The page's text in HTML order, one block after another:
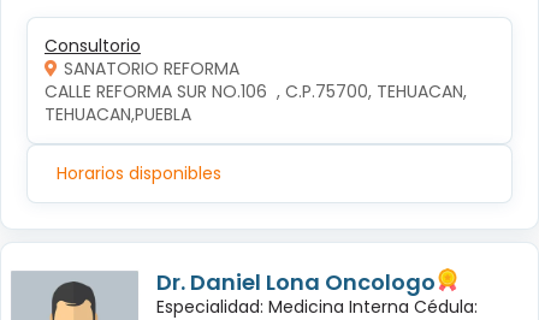
Consultorio
SANATORIO REFORMA
CALLE REFORMA SUR NO.106  , C.P.75700, TEHUACAN,
TEHUACAN,PUEBLA
Horarios disponibles
Dr. Daniel Lona Oncologo
Especialidad: Medicina Interna Cédula: